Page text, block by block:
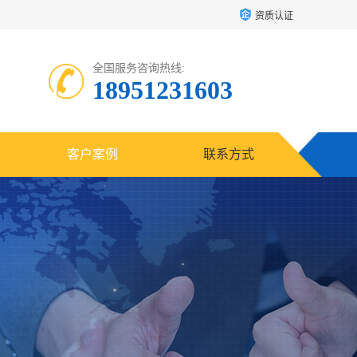
资质认证
全国服务咨询热线:
18951231603
客户案例 联系方式